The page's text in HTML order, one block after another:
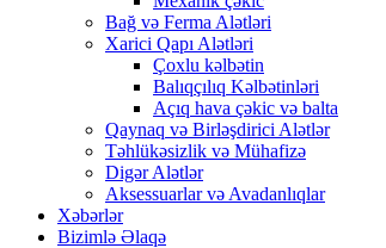
Bağ və Ferma Alətləri
Xarici Qapı Alətləri
Çoxlu kəlbətin
Balıqçılıq Kəlbətinləri
Açıq hava çəkic və balta
Qaynaq və Birləşdirici Alətlər
Təhlükəsizlik və Mühafizə
Digər Alətlər
Aksessuarlar və Avadanlıqlar
Xəbərlər
Bizimlə Əlaqə